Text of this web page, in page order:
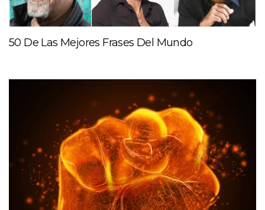
50 De Las Mejores Frases Del Mundo